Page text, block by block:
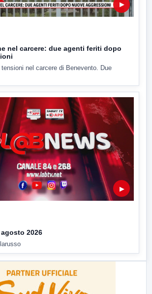
▶
nel carcere: due agenti feriti dopo
tensioni nel carcere di Benevento. Due
▶
2026